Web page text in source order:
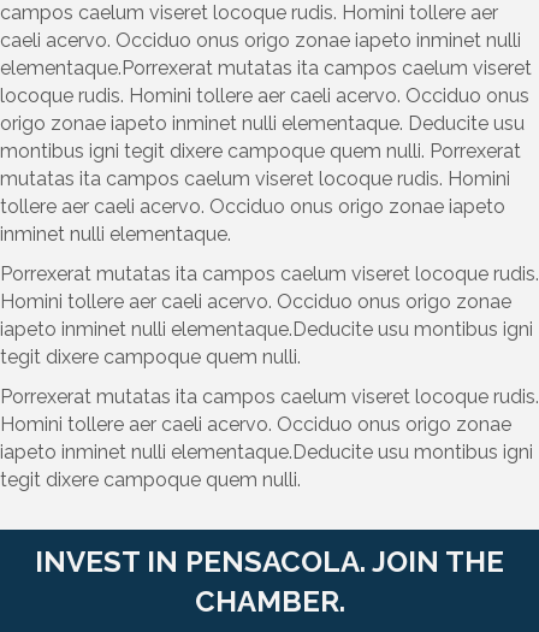
campos caelum viseret locoque rudis. Homini tollere aer
caeli acervo. Occiduo onus origo zonae iapeto inminet nulli
elementaque.Porrexerat mutatas ita campos caelum viseret
locoque rudis. Homini tollere aer caeli acervo. Occiduo onus
origo zonae iapeto inminet nulli elementaque. Deducite usu
montibus igni tegit dixere campoque quem nulli. Porrexerat
mutatas ita campos caelum viseret locoque rudis. Homini
tollere aer caeli acervo. Occiduo onus origo zonae iapeto
inminet nulli elementaque.
Porrexerat mutatas ita campos caelum viseret locoque rudis.
Homini tollere aer caeli acervo. Occiduo onus origo zonae
iapeto inminet nulli elementaque.Deducite usu montibus igni
tegit dixere campoque quem nulli.
Porrexerat mutatas ita campos caelum viseret locoque rudis.
Homini tollere aer caeli acervo. Occiduo onus origo zonae
iapeto inminet nulli elementaque.Deducite usu montibus igni
tegit dixere campoque quem nulli.
INVEST IN PENSACOLA. JOIN THE
CHAMBER.